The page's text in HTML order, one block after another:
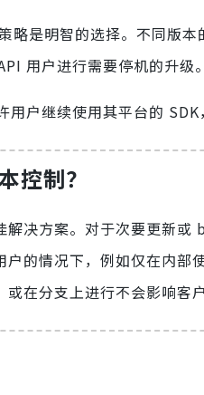
是明智的选择。不同版本
用户进行需要停机的升级。
户继续使用其平台的 SDK
控制？
决方案。对于次要更新
户的情况下，例如仅在内
在分支上进行不会影响客